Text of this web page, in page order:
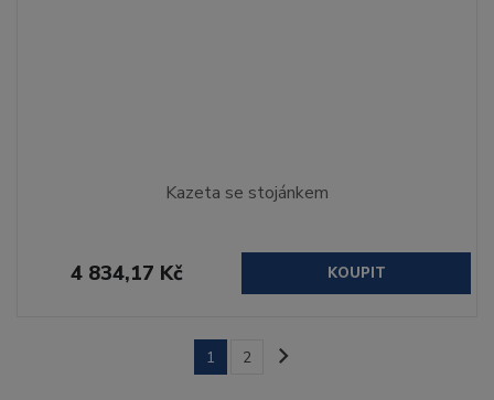
Kazeta se stojánkem
4 834,17 Kč KOUPIT
1 2